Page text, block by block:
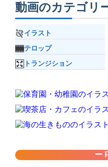
動画のカテゴリ
イラスト
テロップ
トランジション
ー